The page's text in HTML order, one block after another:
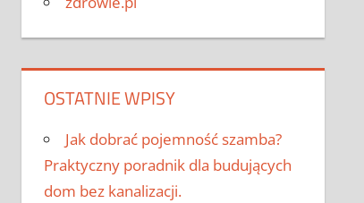
OSTATNIE WPISY
Jak dobrać pojemność szamba?
Praktyczny poradnik dla budujących
dom bez kanalizacji.